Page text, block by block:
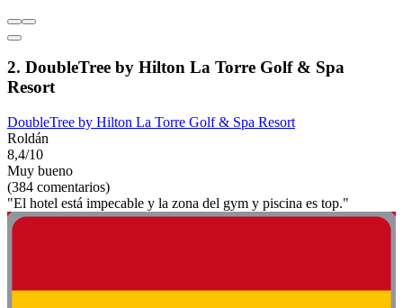
2. DoubleTree by Hilton La Torre Golf & Spa
Resort
DoubleTree by Hilton La Torre Golf & Spa Resort
Roldán
8,4/10
Muy bueno
(384 comentarios)
"El hotel está impecable y la zona del gym y piscina es top."